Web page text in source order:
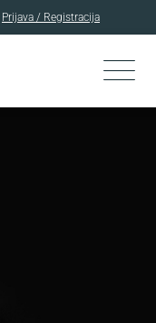
Prijava / Registracija